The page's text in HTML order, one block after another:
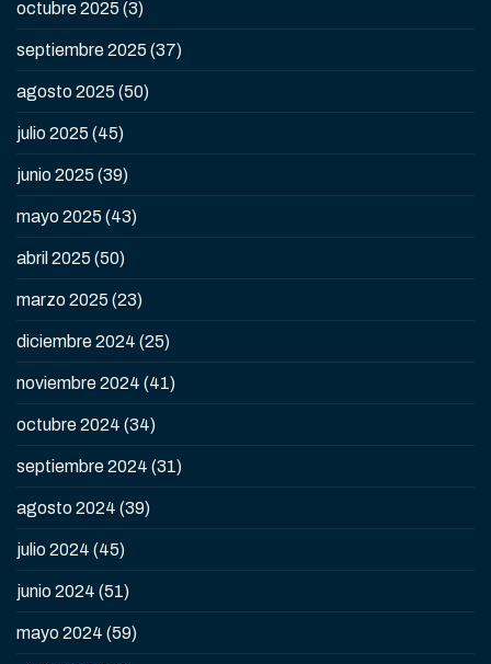
octubre 2025 (3)
septiembre 2025 (37)
agosto 2025 (50)
julio 2025 (45)
junio 2025 (39)
mayo 2025 (43)
abril 2025 (50)
marzo 2025 (23)
diciembre 2024 (25)
noviembre 2024 (41)
octubre 2024 (34)
septiembre 2024 (31)
agosto 2024 (39)
julio 2024 (45)
junio 2024 (51)
mayo 2024 (59)